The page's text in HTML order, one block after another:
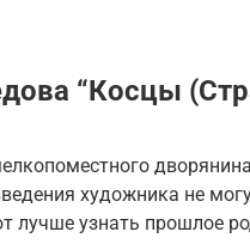
“Косцы
художника не
лучше узнать прошлое